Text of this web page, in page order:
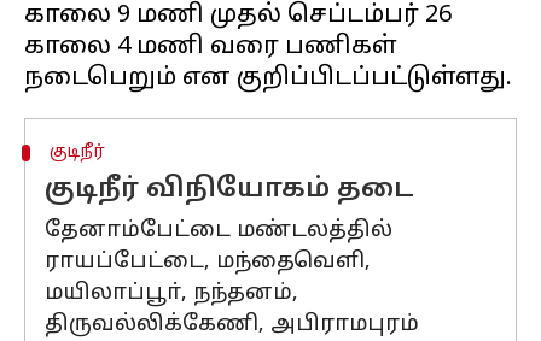
காலை 9 மணி முதல் செப்டம்பர் 26
காலை 4 மணி வரை பணிகள்
குடிநீர்
குடிநீர் விநியோகம் தடை
தேனாம்பேட்டை மண்டலத்தில்
ராயப்பேட்டை, மந்தைவெளி,
மயிலாப்பூா், நந்தனம்,
திருவல்லிக்கேணி, அபிராமபுரம்